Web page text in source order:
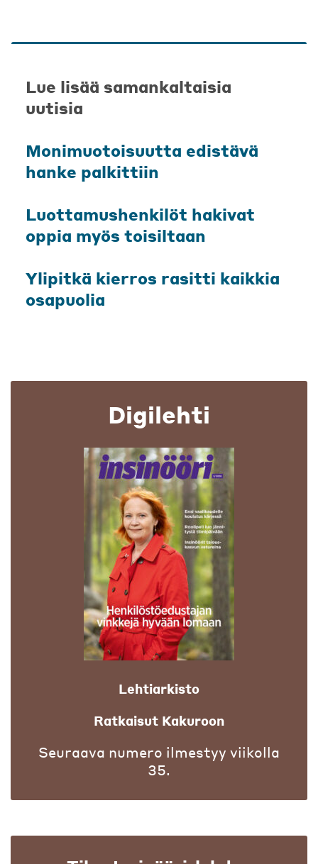
Lue lisää samankaltaisia
uutisia
Monimuotoisuutta edistävä
hanke palkittiin
Luottamushenkilöt hakivat
oppia myös toisiltaan
Ylipitkä kierros rasitti kaikkia
osapuolia
Digilehti
Lehtiarkisto
Ratkaisut Kakuroon
Seuraava numero ilmestyy viikolla
35.